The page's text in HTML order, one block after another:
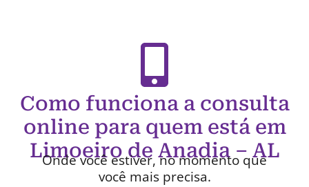
Como funciona a consulta
online para quem está em
Limoeiro de Anadia – AL
Onde você estiver, no momento que
você mais precisa.